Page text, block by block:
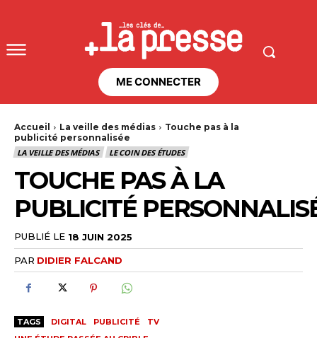
ME CONNECTER
Accueil La veille des médias
Touche pas à la
publicité personnalisée
LA VEILLE DES MÉDIAS
LE COIN DES ÉTUDES
TOUCHE PAS À LA
PUBLICITÉ
PUBLIÉ LE 18 JUIN 2025
PAR DIDIER FALCAND
TAGS DIGITAL PUBLICITÉ
TV